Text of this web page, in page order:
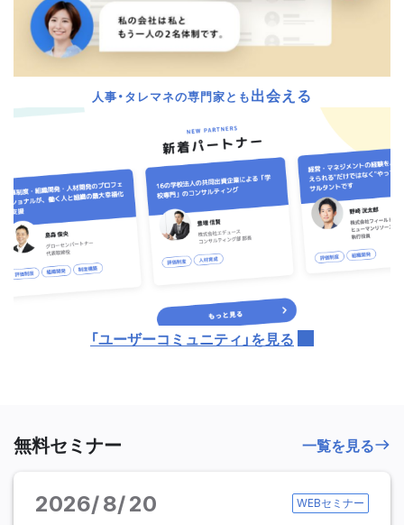
無料セミナー
2026 8 20 WEBセミナー
一覧を見る
人事・タレマネの専門家とも出会える
「ユーザーコミュニティ」を見る